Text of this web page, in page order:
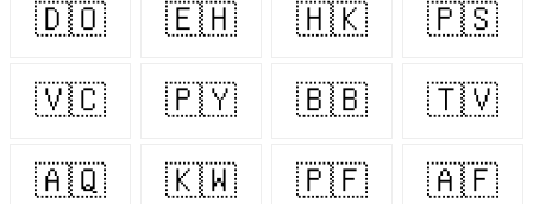
🇩🇴 🇪🇭 🇭🇰 🇵🇸
🇻🇨 🇵🇾 🇧🇧 🇹🇻
🇦🇶 🇰🇼 🇵🇫 🇦🇫